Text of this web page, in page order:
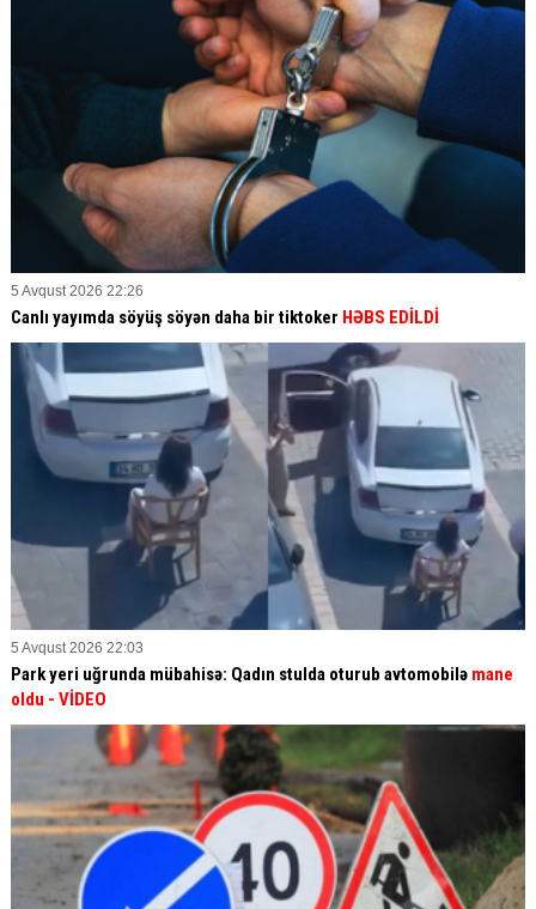
5 Avqust 2026 22:26
Canlı yayımda söyüş söyən daha bir tiktoker HƏBS EDİLDİ
5 Avqust 2026 22:03
Park yeri uğrunda mübahisə: Qadın stulda oturub avtomobilə mane
oldu - VİDEO